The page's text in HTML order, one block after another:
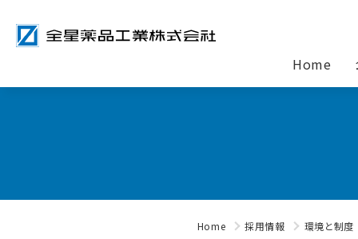
Home
Home 採用情報 環境と制度